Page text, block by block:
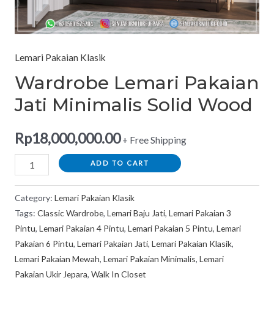
Lemari Pakaian Klasik
Wardrobe Lemari Pakaian
Jati Minimalis Solid Wood
Rp18,000,000.00 + Free Shipping
ADD TO CART
Category: Lemari Pakaian Klasik
Tags: Classic Wardrobe, Lemari Baju Jati, Lemari Pakaian 3
Pintu, Lemari Pakaian 4 Pintu, Lemari Pakaian 5 Pintu, Lemari
Pakaian 6 Pintu, Lemari Pakaian Jati, Lemari Pakaian Klasik,
Lemari Pakaian Mewah, Lemari Pakaian Minimalis, Lemari
Pakaian Ukir Jepara, Walk In Closet